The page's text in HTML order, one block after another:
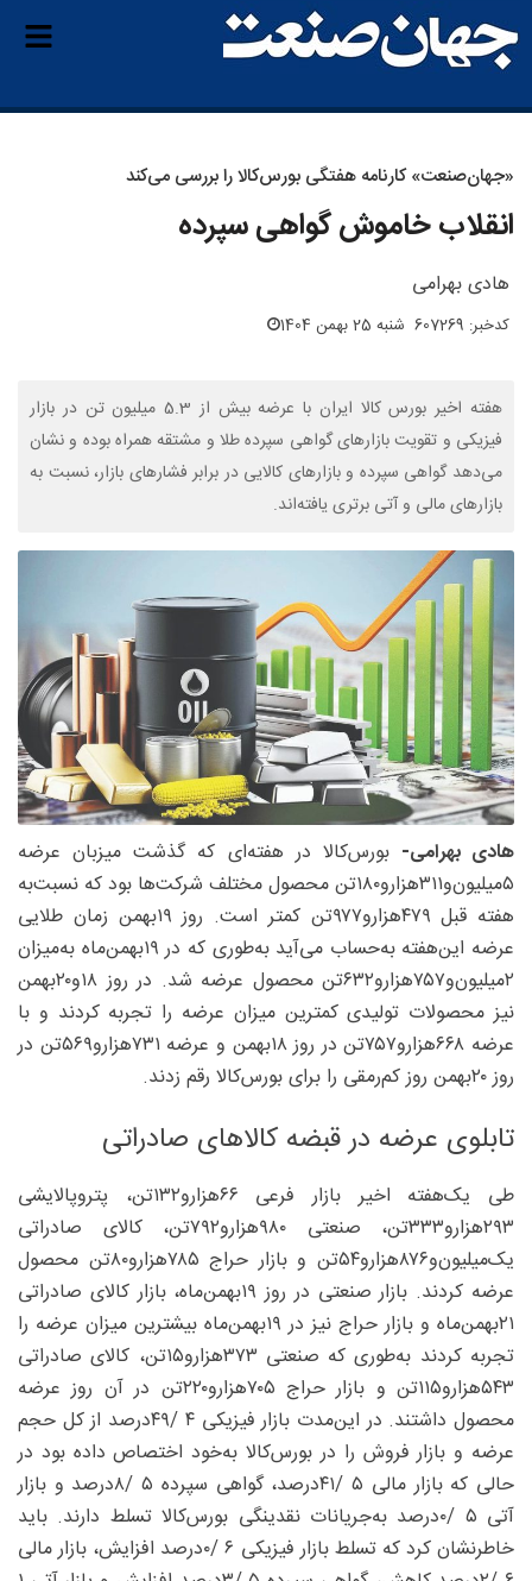
«جهان‌صنعت» کارنامه هفتگی بورس‌کالا را بررسی می‌کند
انقلاب خاموش گواهی سپرده
هادی بهرامی
کدخبر: 607269 شنبه 25 بهمن 1404
هفته اخیر بورس کالا ایران با عرضه بیش از 5.3 میلیون تن در بازار
فیزیکی و تقویت بازارهای گواهی سپرده طلا و مشتقه همراه بوده و نشان
می‌دهد گواهی سپرده و بازارهای کالایی در برابر فشارهای بازار، نسبت به
بازارهای مالی و آتی برتری یافته‌اند.
هادی بهرامی- بورس‌کالا در هفته‌ای که گذشت میزبان عرضه
۵‌میلیون‌و۳۱۱‌هزارو۱۸۰‌تن محصول مختلف شرکت‌ها بود که نسبت‌به
هفته قبل ۴۷۹‌هزارو۹۷۷‌تن کمتر است. روز ۱۹‌بهمن زمان طلایی
عرضه این‌هفته به‌حساب می‌آید به‌طوری که در ۱۹‌بهمن‌ماه به‌میزان
۲‌میلیون‌و۷۵۷‌هزارو۶۳۲‌تن محصول عرضه شد. در روز ۱۸و۲۰‌بهمن
نیز محصولات تولیدی کمترین میزان عرضه را تجربه کردند و با
عرضه ۶۶۸‌هزارو۷۵۷‌تن در روز ۱۸‌بهمن و عرضه ۷۳۱‌هزارو۵۶۹‌تن در
روز ۲۰‌بهمن روز کم‌رمقی را برای بورس‌کالا رقم زدند.
تابلوی عرضه در قبضه کالا‌های صادراتی
طی یک‌هفته اخیر بازار فرعی ۶۶‌هزارو۱۳۲‌تن، پتروپالایشی
۲۹۳‌هزارو۳۳۳‌تن، صنعتی ۹۸۰‌هزارو۷۹۲‌تن، کالای صادراتی
یک‌‌میلیون‌و۸۷۶‌هزارو۵۴‌تن و بازار حراج ۷۸۵‌هزارو۸۰‌تن محصول
عرضه کردند. بازار صنعتی در روز ۱۹بهمن‌ماه، بازار کالای صادراتی
۲۱‌بهمن‌ماه و بازار حراج نیز در ۱۹بهمن‌ماه بیشترین میزان عرضه را
تجربه کردند به‌طوری که صنعتی ۳۷۳‌هزارو۱۵‌تن، کالای صادراتی
۵۴۳‌هزارو۱۱۵‌تن و بازار حراج ۷۰۵‌هزارو۲۲۰‌تن در آن روز عرضه
محصول داشتند. در این‌مدت بازار فیزیکی ۴ /۴۹‌درصد از کل حجم
عرضه و بازار فروش را در بورس‌کالا به‌خود اختصاص داده بود در
حالی که بازار مالی ۵ /۴۱‌درصد، گواهی سپرده ۵ /۸‌درصد و بازار
آتی ۵ /۰‌درصد به‌جریانات نقدینگی بورس‌کالا تسلط دارند. باید
خاطرنشان کرد که تسلط بازار فیزیکی ۶ /۰‌درصد افزایش، بازار مالی